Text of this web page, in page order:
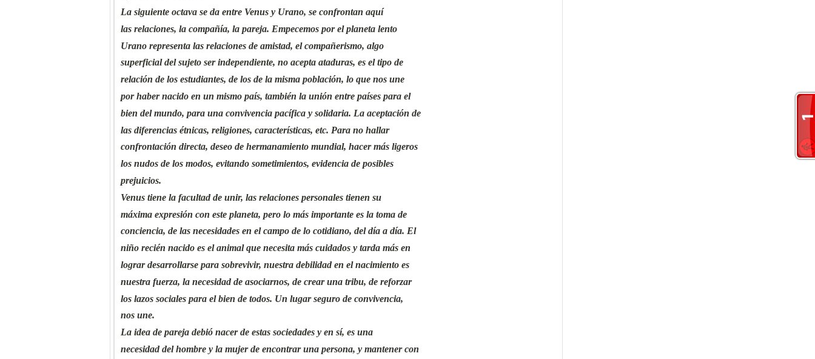
La siguiente octava se da entre Venus y Urano, se confrontan aquí
las relaciones, la compañía, la pareja. Empecemos por el planeta lento
Urano representa las relaciones de amistad, el compañerismo, algo
superficial del sujeto ser independiente, no acepta ataduras, es el tipo de
relación de los estudiantes, de los de la misma población, lo que nos une
por haber nacido en un mismo país, también la unión entre países para el
bien del mundo, para una convivencia pacífica y solidaria. La aceptación de
las diferencias étnicas, religiones, características, etc. Para no hallar
confrontación directa, deseo de hermanamiento mundial, hacer más ligeros
los nudos de los modos, evitando sometimientos, evidencia de posibles
prejuicios.
Venus tiene la facultad de unir, las relaciones personales tienen su
máxima expresión con este planeta, pero lo más importante es la toma de
conciencia, de las necesidades en el campo de lo cotidiano, del día a día. El
niño recién nacido es el animal que necesita más cuidados y tarda más en
lograr desarrollarse para sobrevivir, nuestra debilidad en el nacimiento es
nuestra fuerza, la necesidad de asociarnos, de crear una tribu, de reforzar
los lazos sociales para el bien de todos. Un lugar seguro de convivencia,
nos une.
La idea de pareja debió nacer de estas sociedades y en sí, es una
necesidad del hombre y la mujer de encontrar una persona, y mantener con